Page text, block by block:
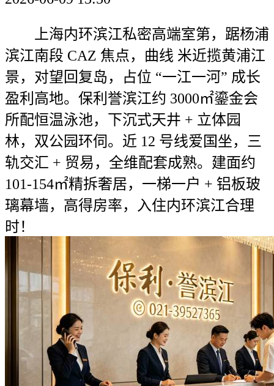
上海内环滨江私密高端室第，踞杨浦
滨江南段 CAZ 焦点，曲线 米近揽黄浦江
景，对望回复岛，占位 “一江一河” 成长
盈利高地。保利誉滨江约 3000㎡鎏金会
所配恒温泳池，下沉式天井 + 立体园
林，双公园环伺。近 12 号线爱国坐，三
轨交汇 + 贸易，全维配套成熟。建面约
101-154㎡精拆奢居，一梯一户 + 铝板玻
璃幕墙，高得房率，入住内环滨江合理
时！